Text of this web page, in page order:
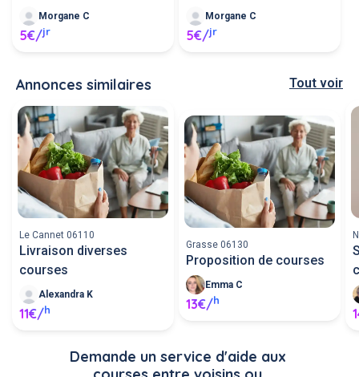
Morgane C
5€/jr
Morgane C
5€/jr
Annonces similaires Tout voir
Le Cannet 06110
Livraison diverses
courses
Alexandra K
11€/h
Grasse 06130
Proposition de courses
Emma C
13€/h
Demande un service d'aide aux